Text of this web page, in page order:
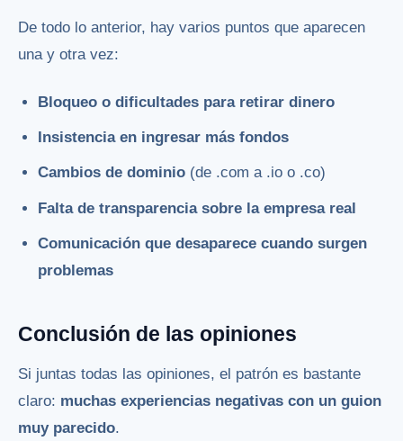
De todo lo anterior, hay varios puntos que aparecen
una y otra vez:
Bloqueo o dificultades para retirar dinero
Insistencia en ingresar más fondos
Cambios de dominio (de .com a .io o .co)
Falta de transparencia sobre la empresa real
Comunicación que desaparece cuando surgen
problemas
Conclusión de las opiniones
Si juntas todas las opiniones, el patrón es bastante
claro: muchas experiencias negativas con un guion
muy parecido.